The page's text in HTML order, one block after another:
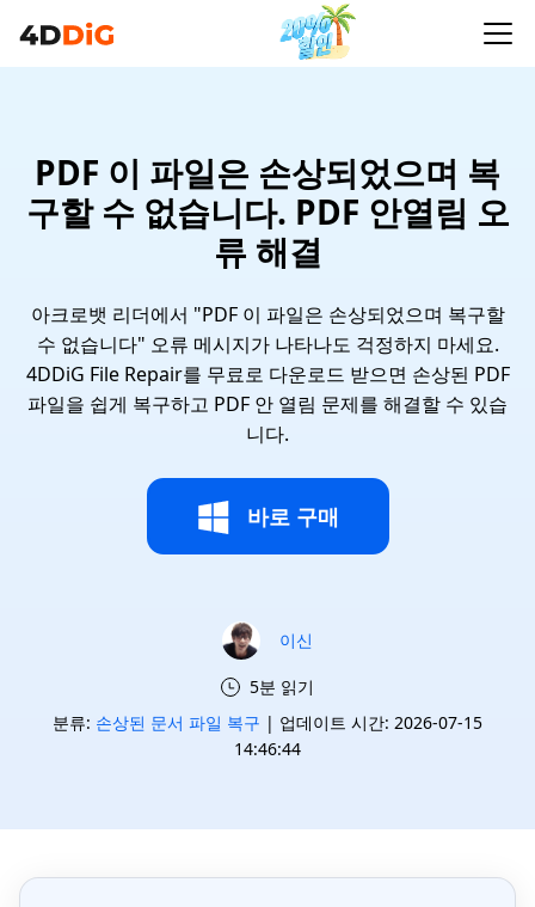
PDF 이 파일은 손상되었으며 복
구할 수 없습니다. PDF 안열림 오
류 해결
아크로뱃 리더에서 "PDF 이 파일은 손상되었으며 복구할
수 없습니다" 오류 메시지가 나타나도 걱정하지 마세요.
4DDiG File Repair를 무료로 다운로드 받으면 손상된 PDF
파일을 쉽게 복구하고 PDF 안 열림 문제를 해결할 수 있습
니다.
바로 구매
이신
5분 읽기
분류: 손상된 문서 파일 복구 | 업데이트 시간: 2026-07-15
14:46:44